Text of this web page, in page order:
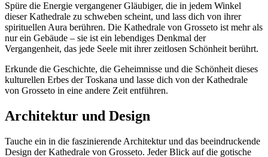
Spüre die Energie vergangener Gläubiger, die in jedem Winkel
dieser Kathedrale zu schweben scheint, und lass dich von ihrer
spirituellen Aura berühren. Die Kathedrale von Grosseto ist mehr als
nur ein Gebäude – sie ist ein lebendiges Denkmal der
Vergangenheit, das jede Seele mit ihrer zeitlosen Schönheit berührt.
Erkunde die Geschichte, die Geheimnisse und die Schönheit dieses
kulturellen Erbes der Toskana und lasse dich von der Kathedrale
von Grosseto in eine andere Zeit entführen.
Architektur und Design
Tauche ein in die faszinierende Architektur und das beeindruckende
Design der Kathedrale von Grosseto. Jeder Blick auf die gotische